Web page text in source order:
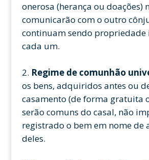
onerosa (herança ou doações)
comunicarão com o outro
continuam sendo
cada um.
Regime de comunhão
os bens, adquiridos antes ou
casamento (de forma gratuita
serão comuns do casal, não
registrado o bem em nome de
deles.